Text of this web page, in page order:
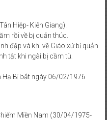
Hiệp- Kiên Giang).
rồi về bị quản thúc.
đập và khi về Giáo xứ bị quản
tật khi ngài bị cầm tù.
Hạ Bị bắt ngày 06/02/1976
Miền Nam (30/04/1975-